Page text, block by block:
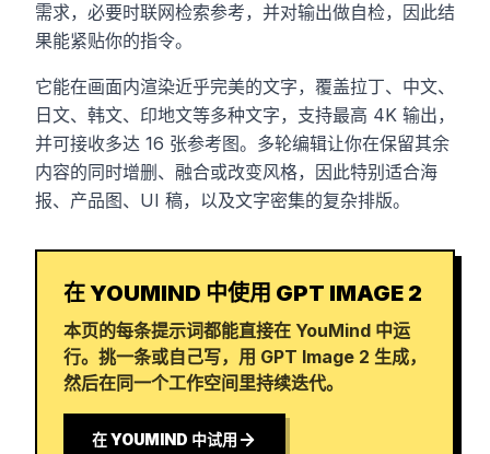
需求，必要时联网检索参考，并对输出做自检，因此结
果能紧贴你的指令。
它能在画面内渲染近乎完美的文字，覆盖拉丁、中文、
日文、韩文、印地文等多种文字，支持最高 4K 输出，
并可接收多达 16 张参考图。多轮编辑让你在保留其余
内容的同时增删、融合或改变风格，因此特别适合海
报、产品图、UI 稿，以及文字密集的复杂排版。
在 YOUMIND 中使用 GPT IMAGE 2
本页的每条提示词都能直接在 YouMind 中运
行。挑一条或自己写，用 GPT Image 2 生成，
然后在同一个工作空间里持续迭代。
在 YOUMIND 中试用